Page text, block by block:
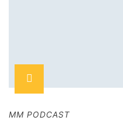
MM PODCAST